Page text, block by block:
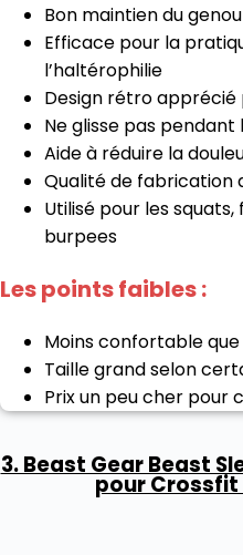
Bon maintien du genou
Efficace pour la
l’haltérophilie
Design rétro
Ne glisse pas pendant
Aide à réduire la
Qualité de fabrication
Utilisé pour les
burpees
Les points faibles :
Moins confortable
Taille grand selon
Prix un peu cher pour
3. Beast Gear Beast
pour